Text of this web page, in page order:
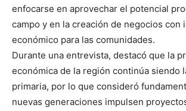
enfocarse en aprovechar el potencial
campo y en la creación de negocios con
económico para las comunidades.
Durante una entrevista, destacó que la
económica de la región continúa siendo
primaria, por lo que consideró
nuevas generaciones impulsen